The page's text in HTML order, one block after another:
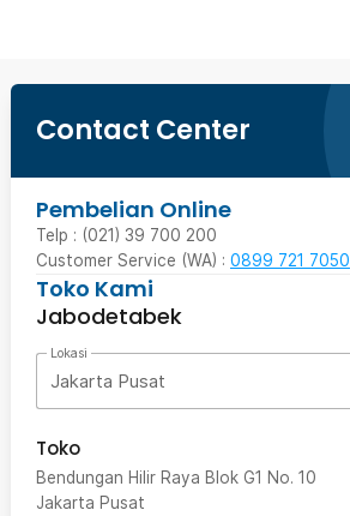
Contact Center
Pembelian Online
Telp : (021) 39 700 200
Customer Service (WA) : 0899 721 7050
Toko Kami
Jabodetabek
Lokasi
Jakarta Pusat
Toko
Bendungan Hilir Raya Blok G1 No. 10
Jakarta Pusat